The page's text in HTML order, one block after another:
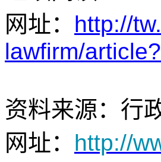
网址： http://
lawfirm/
资料来源：行
网址： http://